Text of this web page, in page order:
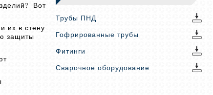
Вот
их в стену
защиты
Трубы ПНД
Гофрированные трубы
Фитинги
Сварочное оборудование